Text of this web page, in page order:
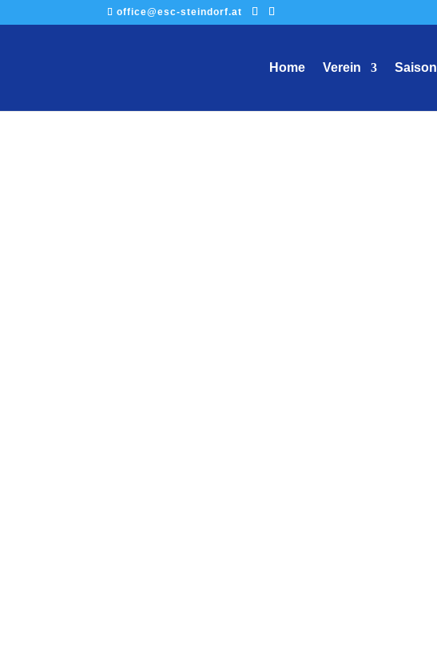
office@esc-steindorf.at
Home Verein Saison